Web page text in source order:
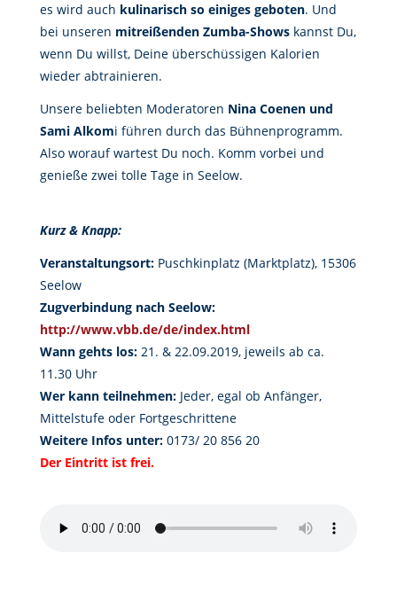
es wird auch kulinarisch so einiges geboten. Und
bei unseren mitreißenden Zumba-Shows kannst Du,
wenn Du willst, Deine überschüssigen Kalorien
wieder abtrainieren.
Unsere beliebten Moderatoren Nina Coenen und
Sami Alkomi führen durch das Bühnenprogramm.
Also worauf wartest Du noch. Komm vorbei und
genieße zwei tolle Tage in Seelow.
Kurz & Knapp:
Veranstaltungsort: Puschkinplatz (Marktplatz), 15306
Seelow
Zugverbindung nach Seelow:
http://www.vbb.de/de/index.html
Wann gehts los: 21. & 22.09.2019, jeweils ab ca.
11.30 Uhr
Wer kann teilnehmen: Jeder, egal ob Anfänger,
Mittelstufe oder Fortgeschrittene
Weitere Infos unter: 0173/ 20 856 20
Der Eintritt ist frei.